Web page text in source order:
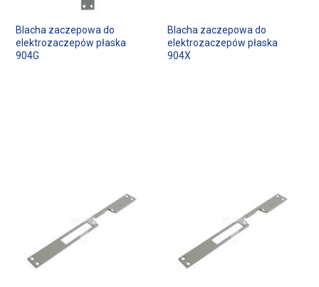
Blacha zaczepowa do
elektrozaczepów płaska
904G
Blacha zaczepowa do
elektrozaczepów płaska
904X